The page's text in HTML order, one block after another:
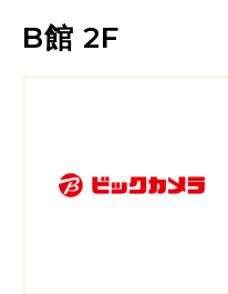
B館 2F